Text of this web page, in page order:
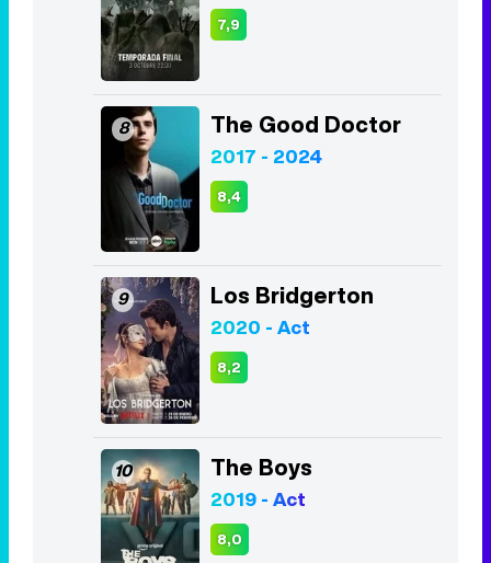
7,9
8 The Good Doctor
2017 - 2024
8,4
9 Los Bridgerton
2020 - Act
8,2
10 The Boys
2019 - Act
8,0